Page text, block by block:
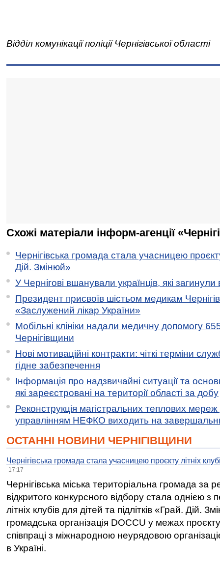
Відділ комунікації поліції Чернігівської області
Схожі матеріали інформ-агенції
Чернігівська громада стала учасницею
Дій. Змінюй»
У Чернігові вшанували українців, які загинули
Президент присвоїв шістьом медикам
«Заслужений лікар України»
Мобільні клініки надали медичну допомогу
Чернігівщини
Нові мотиваційні контракти: чіткі терміни
гідне забезпечення
Інформація про надзвичайні ситуації та
які зареєстровані на території області за добу
Реконструкція магістральних теплових мереж
управлінням НЕФКО виходить на
ОСТАННІ НОВИНИ ЧЕРНІГІВЩИНИ
Чернігівська громада стала учасницею проєкту літніх
17:17
Чернігівська міська територіальна громада за
відкритого конкурсного відбору стала однією
літніх клубів для дітей та підлітків «Грай. Дій.
громадська організація DOCCU у межах
співпраці з міжнародною неурядовою
в Україні.